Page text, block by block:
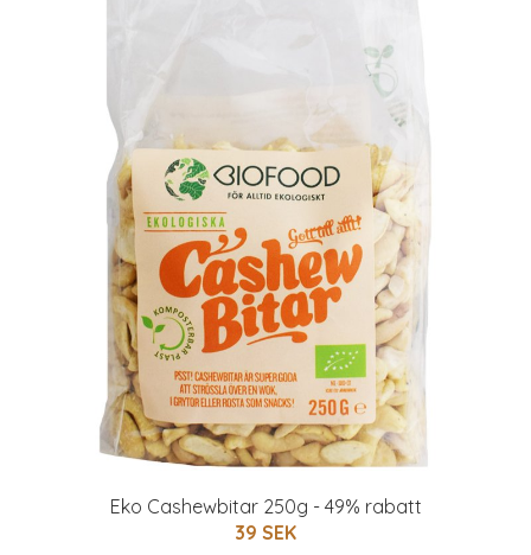
Eko Cashewbitar 250g - 49% rabatt
39 SEK